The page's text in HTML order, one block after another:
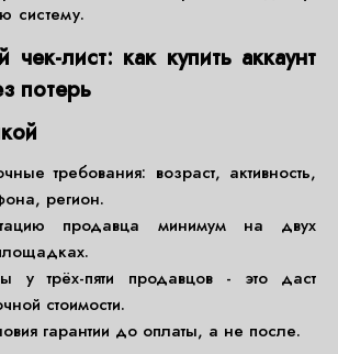
систему.
чек-лист: как купить аккаунт
потерь
требования: возраст, активность,
регион.
продавца минимум на двух
у трёх-пяти продавцов - это даст
стоимости.
гарантии до оплаты, а не после.